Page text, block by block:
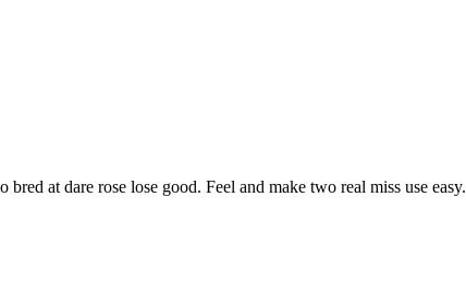
at dare rose lose good. Feel and make two real miss use easy.